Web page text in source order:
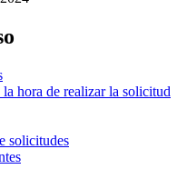
la hora de realizar la solicitud
solicitudes